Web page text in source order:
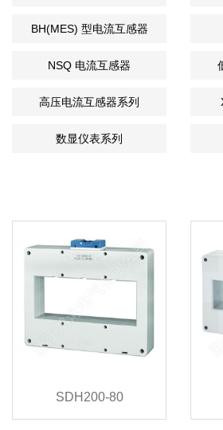
BH(MES) 型电流互感器
NSQ 电流互感器
高压电流互感器系列
数显仪表系列
SDH200-80